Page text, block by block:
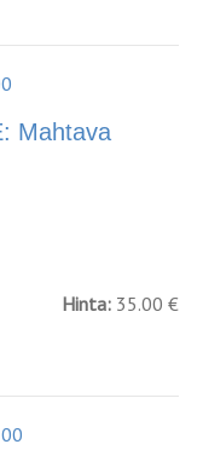
Mahtava
Hinta: 35.00 €